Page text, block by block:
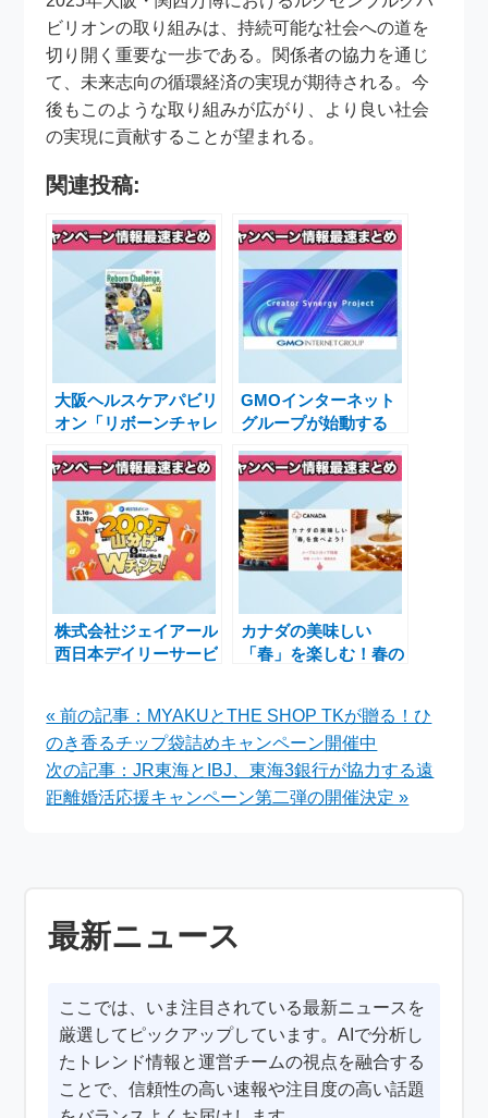
ビリオンの取り組みは、持続可能な社会への道を
切り開く重要な一歩である。関係者の協力を通じ
て、未来志向の循環経済の実現が期待される。今
後もこのような取り組みが広がり、より良い社会
の実現に貢献することが望まれる。
関連投稿:
大阪ヘルスケアパビリ
オン「リボーンチャレ
ンジ」広報誌Vol.02の
発行と魅力
GMOインターネット
グループが始動する
「Creator Synergy
Project」でデザイン
価値を強化する施策
株式会社ジェイアール
西日本デイリーサービ
分け＆豪華景品のチャ
ンス
カナダの美味しい
「春」を楽しむ！春の
« 前の記事：MYAKUとTHE SHOP TKが贈る！ひ
のき香るチップ袋詰めキャンペーン開催中
次の記事：JR東海とIBJ、東海3銀行が協力する遠
距離婚活応援キャンペーン第二弾の開催決定 »
最新ニュース
ここでは、いま注目されている最新ニュースを
厳選してピックアップしています。AIで分析し
たトレンド情報と運営チームの視点を融合する
ことで、信頼性の高い速報や注目度の高い話題